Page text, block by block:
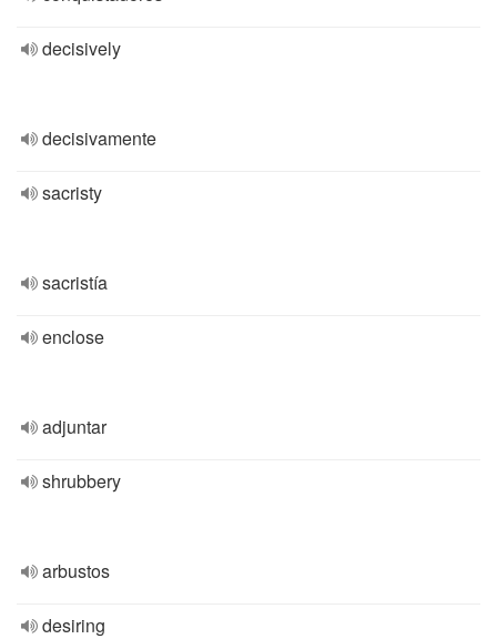
decisively
decisivamente
sacristy
sacristía
enclose
adjuntar
shrubbery
arbustos
desiring